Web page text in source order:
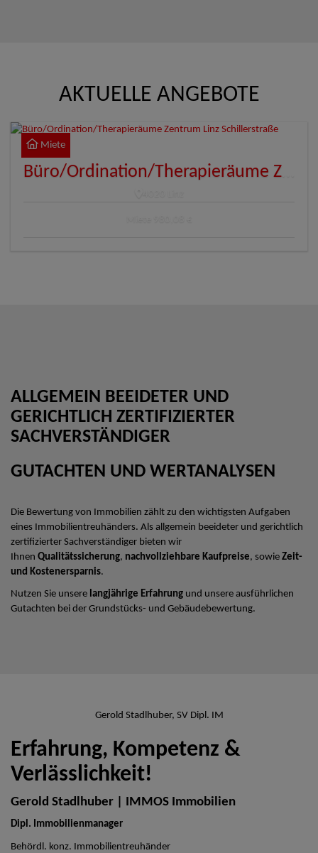
AKTUELLE ANGEBOTE
Miete
ALLGEMEIN BEEIDETER UND
GERICHTLICH ZERTIFIZIERTER
SACHVERSTÄNDIGER
GUTACHTEN UND WERTANALYSEN
Die Bewertung von Immobilien zählt zu den wichtigsten Aufgaben
eines Immobilientreuhänders. Als allgemein beeideter und gerichtlich
zertifizierter Sachverständiger bieten wir
Ihnen Qualitätssicherung, nachvollziehbare Kaufpreise, sowie Zeit-
und Kostenersparnis.
Nutzen Sie unsere langjährige Erfahrung und unsere ausführlichen
Gutachten bei der Grundstücks- und Gebäudebewertung.
Gerold Stadlhuber, SV Dipl. IM
Erfahrung, Kompetenz &
Verlässlichkeit!
Gerold Stadlhuber | IMMOS Immobilien
Dipl. Immobilienmanager
Behördl. konz. Immobilientreuhänder